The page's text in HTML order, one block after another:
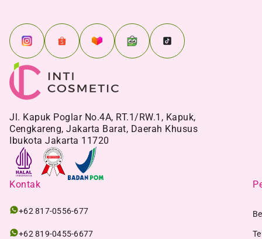
Jl. Kapuk Poglar No.4A, RT.1/RW.1, Kapuk,
Cengkareng, Jakarta Barat, Daerah Khusus
Ibukota Jakarta 11720
Kontak
+62 817-0556-677
+62 819-0455-6677